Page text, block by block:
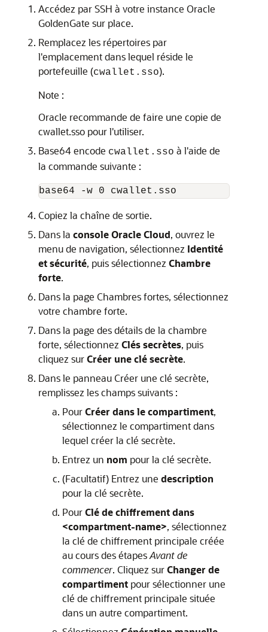
Accédez par SSH à votre instance Oracle
GoldenGate sur place.
Remplacez les répertoires par
l'emplacement dans lequel réside le
portefeuille (cwallet.sso).
Note :
Oracle recommande de faire une copie de
cwallet.sso pour l'utiliser.
Base64 encode cwallet.sso à l'aide de
la commande suivante :
base64 -w 0 cwallet.sso
Copiez la chaîne de sortie.
Dans la console Oracle Cloud, ouvrez le
menu de navigation, sélectionnez Identité
et sécurité, puis sélectionnez Chambre
forte.
Dans la page Chambres fortes, sélectionnez
votre chambre forte.
Dans la page des détails de la chambre
forte, sélectionnez Clés secrètes, puis
cliquez surCréer une clé secrète.
Dans le panneau Créer une clé secrète,
remplissez les champs suivants :
PourCréer dans le compartiment,
sélectionnez le compartiment dans
lequel créer la clé secrète.
Entrez un nom pour la clé secrète.
(Facultatif) Entrez une description
pour la clé secrète.
PourClé de chiffrement dans
<compartment-name>, sélectionnez
la clé de chiffrement principale créée
au cours des étapesAvant de
commencer. Cliquez surChanger de
compartiment pour sélectionner une
clé de chiffrement principale située
dans un autre compartiment.